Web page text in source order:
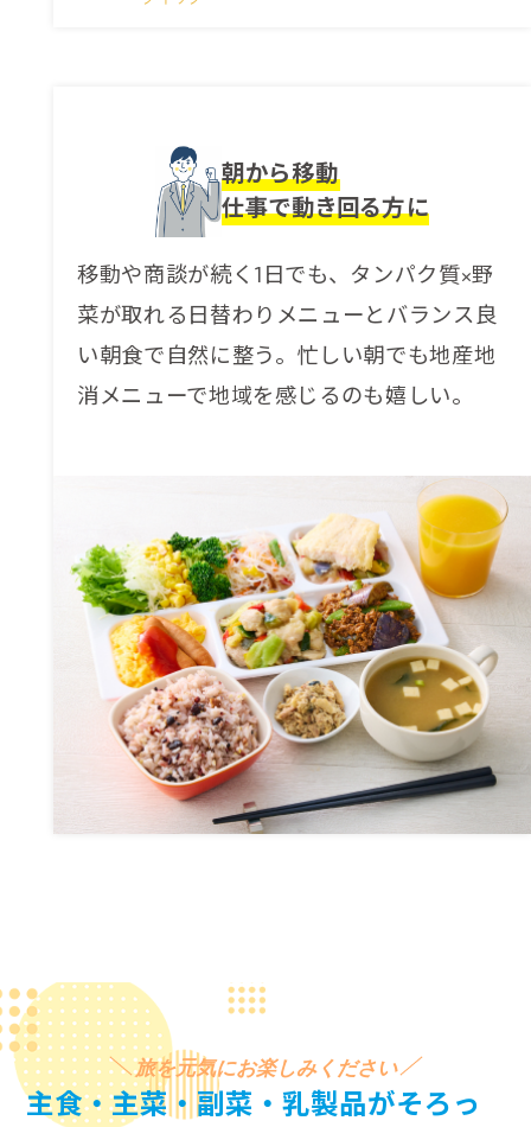
Close
朝から移動
仕事で動き回る方に
移動や商談が続く1日でも、タンパク質×野
菜が取れる日替わりメニューとバランス良
い朝食で自然に整う。忙しい朝でも地産地
消メニューで地域を感じるのも嬉しい。
旅を元気にお楽しみください
主食・主菜・副菜・乳製品がそろっ